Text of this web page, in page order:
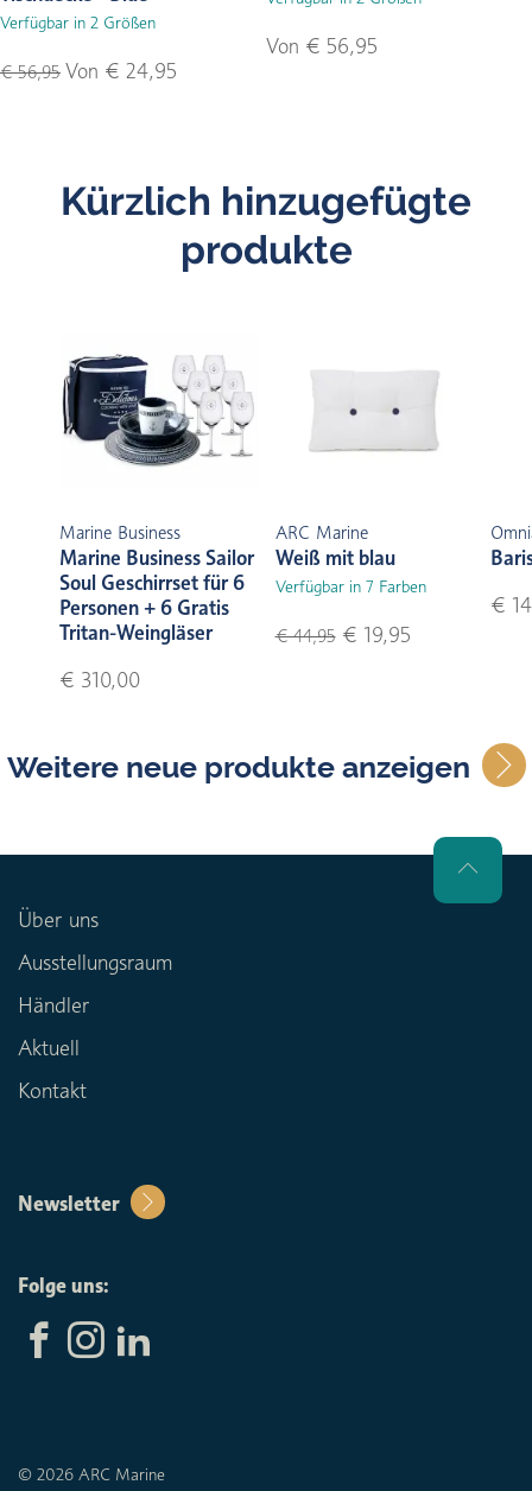
Verfügbar in 2 Größen
€ 56,95 Von € 24,95
Von € 56,95
Kürzlich hinzugefügte
produkte
Marine Business
Marine Business Sailor
Soul Geschirrset für 6
Personen + 6 Gratis
Tritan-Weingläser
€ 310,00
ARC Marine
Weiß mit blau
Verfügbar in 7 Farben
€ 44,95€ 19,95
€
Weitere neue produkte anzeigen
Über uns
Ausstellungsraum
Händler
Aktuell
Kontakt
Newsletter
Folge uns:
© 2026 ARC Marine